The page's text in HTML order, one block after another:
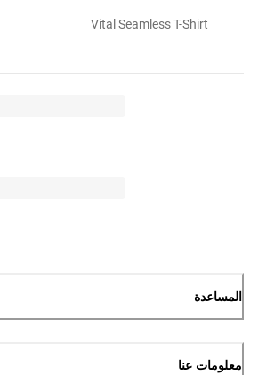
Vital Seamless T-Shirt
المساعدة
معلومات عنا